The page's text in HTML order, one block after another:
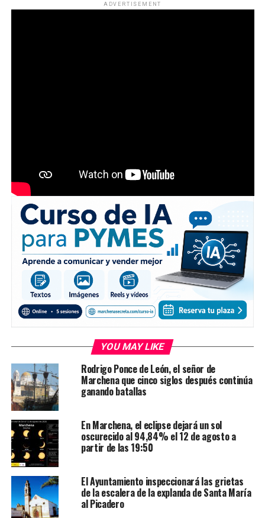
ADVERTISEMENT
YOU MAY LIKE
Rodrigo Ponce de León, el señor de
Marchena que cinco siglos después continúa
ganando batallas
En Marchena, el eclipse dejará un sol
oscurecido al 94,84% el 12 de agosto a
partir de las 19:50
El Ayuntamiento inspeccionará las grietas
de la escalera de la explanda de Santa María
al Picadero